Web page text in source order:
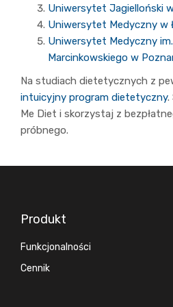
Uniwersytet Jagielloński
Uniwersytet Medyczny w
Uniwersytet Medyczny
Marcinkowskiego w
Na studiach dietetycznych z
intuicyjny program dietetyczny.
Me Diet i skorzystaj z
próbnego.
Produkt
Funkcjonalności
Cennik